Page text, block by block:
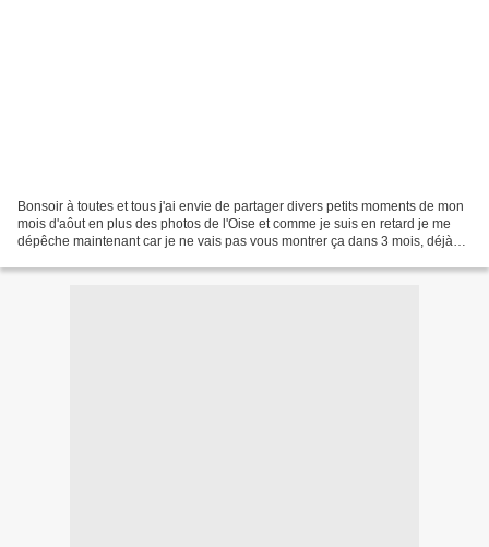
Bonsoir à toutes et tous j'ai envie de partager divers petits moments de mon
mois d'aôut en plus des photos de l'Oise et comme je suis en retard je me
dépêche maintenant car je ne vais pas vous montrer ça dans 3 mois, déjà